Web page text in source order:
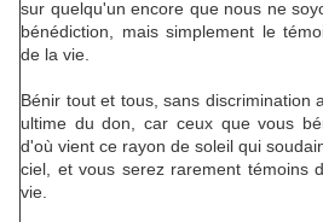
sur quelqu'un encore que nous ne
bénédiction, mais simplement le
de la vie.
Bénir tout et tous, sans discrimination
ultime du don, car ceux que vous
d'où vient ce rayon de soleil qui
ciel, et vous serez rarement témoins
vie.